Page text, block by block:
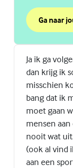
Ga naar
over Wat
(Externe
Ja ik ga
dan krijg ik
misschien
bang dat ik
moet gaan
mensen
nooit wat
(ook al vind
aan een